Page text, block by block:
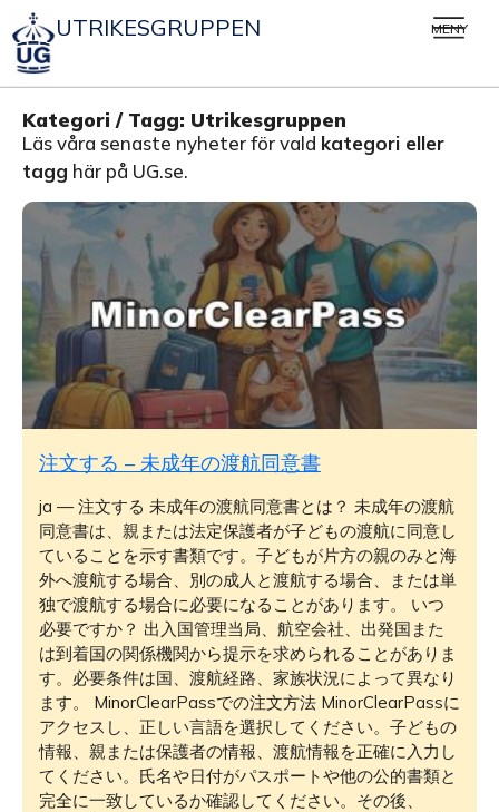
UTRIKESGRUPPEN MENY
Kategori / Tagg: Utrikesgruppen
Läs våra senaste nyheter för vald kategori eller
tagg här på UG.se.
注文する – 未成年の渡航同意書
ja — 注文する 未成年の渡航同意書とは？ 未成年の渡航
同意書は、親または法定保護者が子どもの渡航に同意し
ていることを示す書類です。子どもが片方の親のみと海
外へ渡航する場合、別の成人と渡航する場合、または単
独で渡航する場合に必要になることがあります。 いつ
必要ですか？ 出入国管理当局、航空会社、出発国また
は到着国の関係機関から提示を求められることがありま
す。必要条件は国、渡航経路、家族状況によって異なり
ます。 MinorClearPassでの注文方法 MinorClearPassに
アクセスし、正しい言語を選択してください。子どもの
情報、親または保護者の情報、渡航情報を正確に入力し
てください。氏名や日付がパスポートや他の公的書類と
完全に一致しているか確認してください。その後、